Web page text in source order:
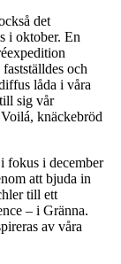
det
i oktober. En
och
låda i våra
sig vår
knäckebröd
fokus i december
att bjuda in
till ett
– i Gränna.
av våra